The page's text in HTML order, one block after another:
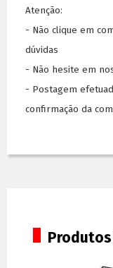
Atenção:
- Não clique em
dúvidas
- Não hesite em
- Postagem
confirmação da